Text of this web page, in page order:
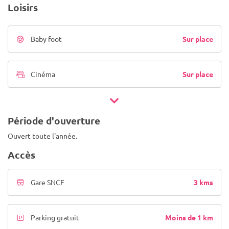
Loisirs
Baby foot Sur place
Cinéma Sur place
Période d'ouverture
Ouvert toute l'année.
Accès
Gare SNCF 3 kms
Parking gratuit Moins de 1 km